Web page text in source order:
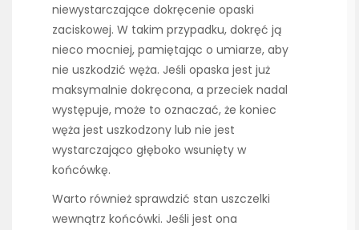
niewystarczające dokręcenie opaski
zaciskowej. W takim przypadku, dokręć ją
nieco mocniej, pamiętając o umiarze, aby
nie uszkodzić węża. Jeśli opaska jest już
maksymalnie dokręcona, a przeciek nadal
występuje, może to oznaczać, że koniec
węża jest uszkodzony lub nie jest
wystarczająco głęboko wsunięty w
końcówkę.
Warto również sprawdzić stan uszczelki
wewnątrz końcówki. Jeśli jest ona